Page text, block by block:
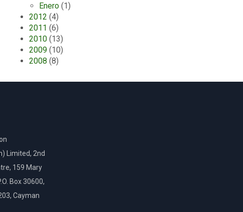
Enero (1)
2012 (4)
2011 (6)
2010 (13)
2009 (10)
2008 (8)
Limited, 2nd
159 Mary
Box 30600,
Cayman